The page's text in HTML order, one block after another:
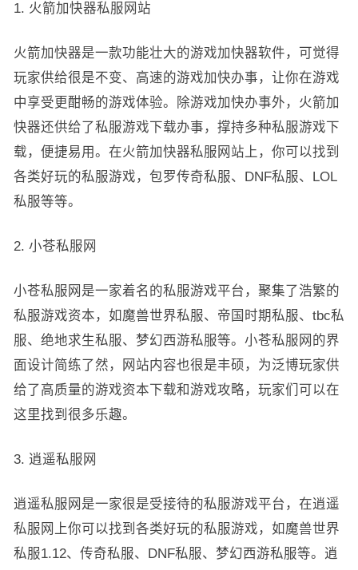
1. 火箭加快器私服网站
火箭加快器是一款功能壮大的游戏加快器软件，可觉得
玩家供给很是不变、高速的游戏加快办事，让你在游戏
中享受更酣畅的游戏体验。除游戏加快办事外，火箭加
快器还供给了私服游戏下载办事，撑持多种私服游戏下
载，便捷易用。在火箭加快器私服网站上，你可以找到
各类好玩的私服游戏，包罗传奇私服、DNF私服、LOL
私服等等。
2. 小苍私服网
小苍私服网是一家着名的私服游戏平台，聚集了浩繁的
私服游戏资本，如魔兽世界私服、帝国时期私服、tbc私
服、绝地求生私服、梦幻西游私服等。小苍私服网的界
面设计简练了然，网站内容也很是丰硕，为泛博玩家供
给了高质量的游戏资本下载和游戏攻略，玩家们可以在
这里找到很多乐趣。
3. 逍遥私服网
逍遥私服网是一家很是受接待的私服游戏平台，在逍遥
私服网上你可以找到各类好玩的私服游戏，如魔兽世界
私服1.12、传奇私服、DNF私服、梦幻西游私服等。逍